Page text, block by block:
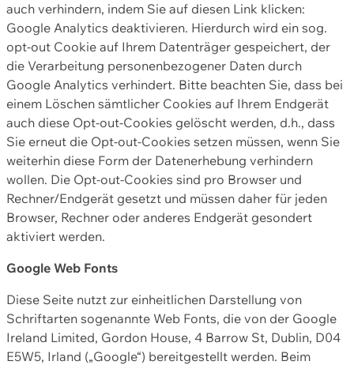
auch verhindern, indem Sie auf diesen Link klicken:
Google Analytics deaktivieren. Hierdurch wird ein sog.
opt-out Cookie auf Ihrem Datenträger gespeichert, der
die Verarbeitung personenbezogener Daten durch
Google Analytics verhindert. Bitte beachten Sie, dass bei
einem Löschen sämtlicher Cookies auf Ihrem Endgerät
auch diese Opt-out-Cookies gelöscht werden, d.h., dass
Sie erneut die Opt-out-Cookies setzen müssen, wenn Sie
weiterhin diese Form der Datenerhebung verhindern
wollen. Die Opt-out-Cookies sind pro Browser und
Rechner/Endgerät gesetzt und müssen daher für jeden
Browser, Rechner oder anderes Endgerät gesondert
aktiviert werden.
Google Web Fonts
Diese Seite nutzt zur einheitlichen Darstellung von
Schriftarten sogenannte Web Fonts, die von der Google
Ireland Limited, Gordon House, 4 Barrow St, Dublin, D04
E5W5, Irland („Google“) bereitgestellt werden. Beim